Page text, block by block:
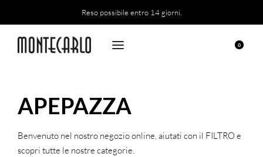
Reso possibile entro 14 giorni.
0
APEPAZZA
Benvenuto nel nostro negozio online, aiutati con il FILTRO e
scopri tutte le nostre categorie.